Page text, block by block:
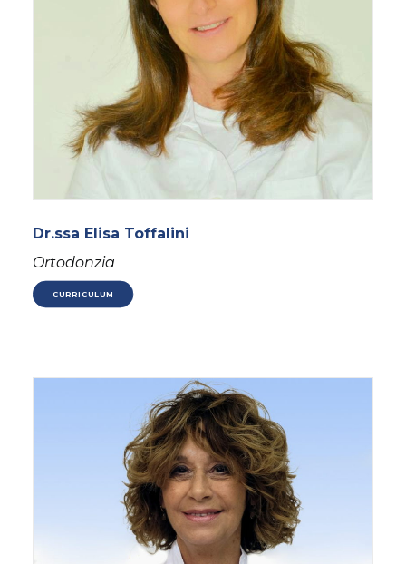
Dr.ssa Elisa Toffalini
Ortodonzia
CURRICULUM